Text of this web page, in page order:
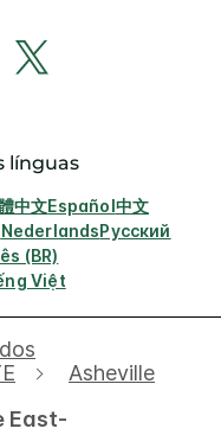
línguas
中文Español中文
NederlandsРусский
(BR)
Việt
Asheville
East-